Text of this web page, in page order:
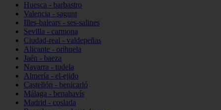
Huesca - barbastro
Valencia - sagunt
Illes-balears - ses-salines
Sevilla - carmona
Ciudad-real - valdepeñas
Alicante - orihuela
Jaén - baeza
Navarra - tudela
Almería - el-ejido
Castellón - benicarló
Málaga - benahavís
Madrid - coslada